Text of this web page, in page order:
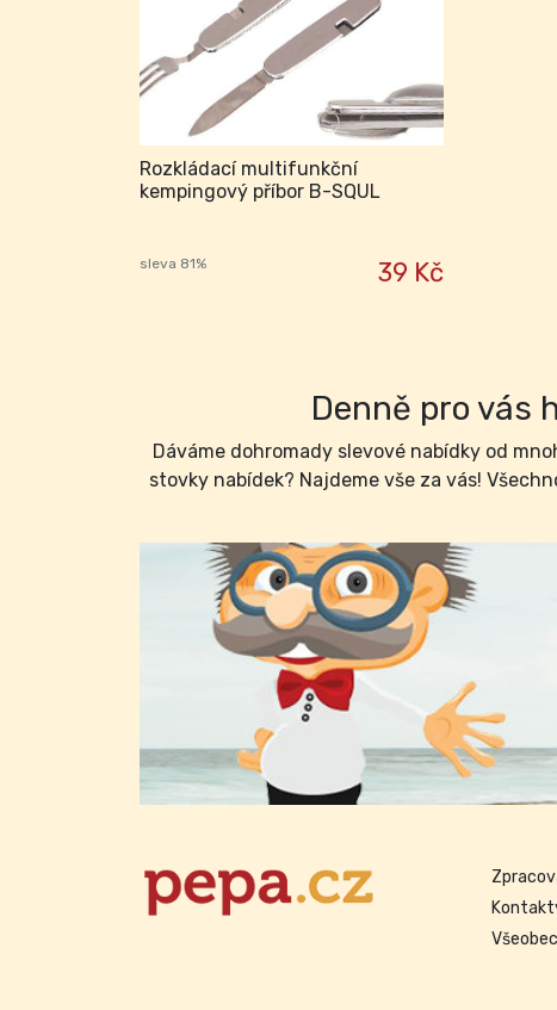
Rozkládací multifunkční
kempingový příbor B-SQUL
sleva 81% 39 Kč
Denně pro vás
Dáváme dohromady slevové nabídky od
stovky nabídek? Najdeme vše za vás!